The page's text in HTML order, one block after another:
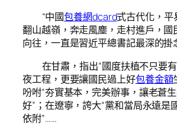
“中國包養網dcard式古代化，平
翻山越嶺，奔走風塵，走村進戶，國
向往，一直是習近平總書記最深的掛
在甘肅，指出“國度扶植不只要
夜工程，更要讓國民過上好包養金額
吩咐“夯實基本，完美辦事，讓老蒼
好”；在遼寧，誇大“黨和當局永遠是
依附”……